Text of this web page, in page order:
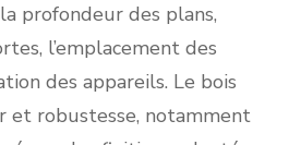
profondeur des plans,
l’emplacement des
des appareils. Le bois
et robustesse, notamment